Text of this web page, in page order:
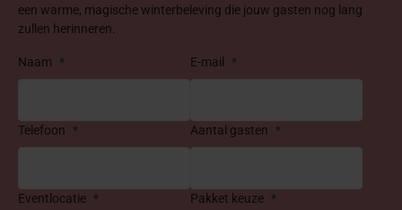
een warme, magische winterbeleving die jouw gasten nog lang
zullen herinneren.
Naam * E-mail *
Telefoon * Aantal gasten *
Eventlocatie * Pakket keuze *